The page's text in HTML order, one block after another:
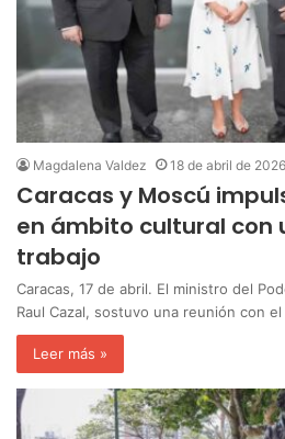
Magdalena Valdez 18 de abril de 2026
Caracas y Moscú
en ámbito cultural con
trabajo
Caracas, 17 de abril. El ministro del
Raul Cazal, sostuvo una reunión con
Leer más »